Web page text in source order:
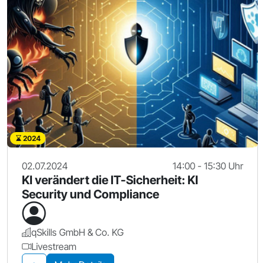
2024
02.07.2024 14:00 - 15:30 Uhr
KI verändert die IT-Sicherheit: KI
Security und Compliance
qSkills GmbH & Co. KG
Livestream